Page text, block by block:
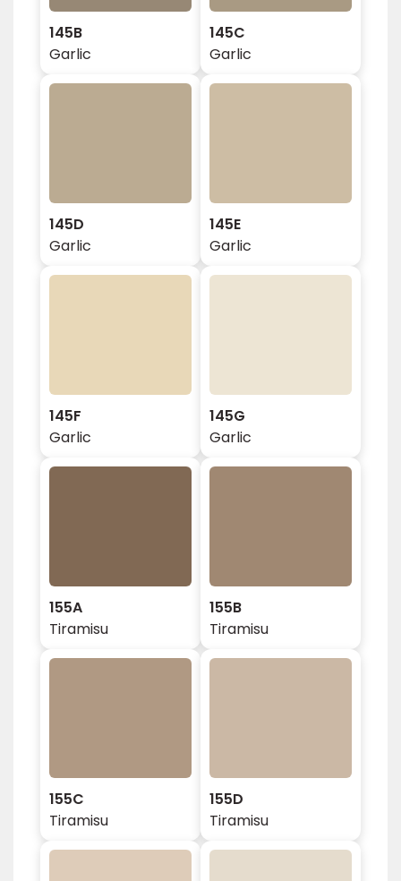
145B
Garlic
145C
Garlic
145D
Garlic
145E
Garlic
145F
Garlic
145G
Garlic
155A
Tiramisu
155B
Tiramisu
155C
Tiramisu
155D
Tiramisu